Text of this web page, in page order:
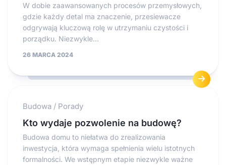
W dobie zaawansowanych procesów przemysłowych,
gdzie każdy detal ma znaczenie, przesiewacze
odgrywają kluczową rolę w utrzymaniu czystości i
porządku. Niezwykle...
26 MARCA 2024
Budowa / Porady
Kto wydaje pozwolenie na budowę?
Budowa domu to niełatwa do zrealizowania
inwestycja, która wymaga spełnienia wielu istotnych
formalności. We wstępnym etapie niezwykle ważne